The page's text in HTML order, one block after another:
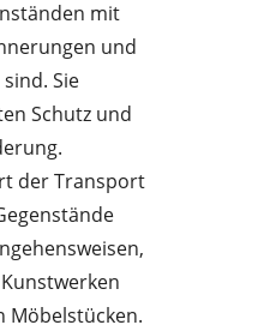
mit
und
Sie
Schutz und
der Transport
Möbelstücken.